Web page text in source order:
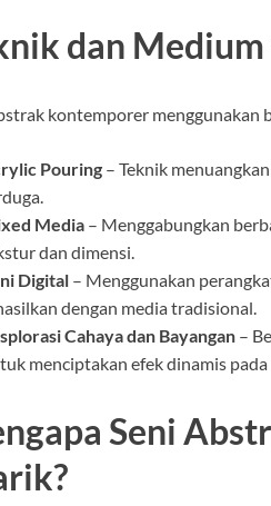
dan
kontemporer menggunakan
Pouring – Teknik
Media – Menggabungkan
dan dimensi.
Digital – Menggunakan
dengan media tradisional.
Cahaya dan Bayangan –
menciptakan efek dinamis pada
Seni